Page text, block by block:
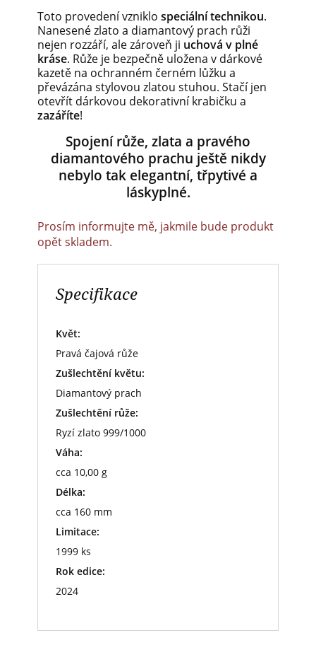
Toto provedení vzniklo speciální technikou.
Nanesené zlato a diamantový prach růži
nejen rozzáří, ale zároveň ji uchová v plné
kráse. Růže je bezpečně uložena v dárkové
kazetě na ochranném černém lůžku a
převázána stylovou zlatou stuhou. Stačí jen
otevřít dárkovou dekorativní krabičku a
zazáříte!
Spojení růže, zlata a pravého
diamantového prachu ještě nikdy
nebylo tak elegantní, třpytivé a
láskyplné.
Prosím informujte mě, jakmile bude produkt
opět skladem.
Specifikace
Květ:
Pravá čajová růže
Zušlechtění květu:
Diamantový prach
Zušlechtění růže:
Ryzí zlato 999/1000
Váha:
cca 10,00 g
Délka:
cca 160 mm
Limitace:
1999 ks
Rok edice:
2024